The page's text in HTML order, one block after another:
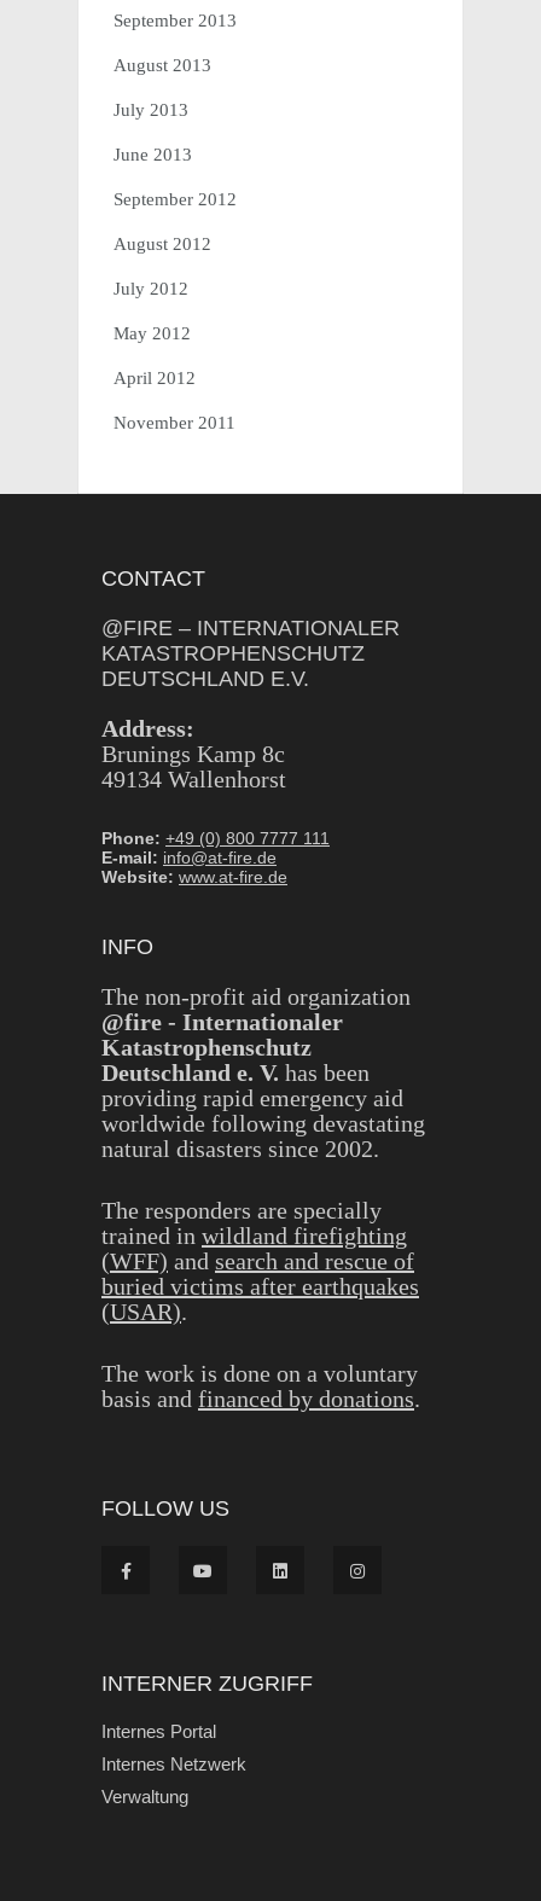
September 2013
August 2013
July 2013
June 2013
September 2012
August 2012
July 2012
May 2012
April 2012
November 2011
CONTACT
@FIRE – INTERNATIONALER
KATASTROPHENSCHUTZ
DEUTSCHLAND E.V.
Address:
Brunings Kamp 8c
49134 Wallenhorst
Phone: +49 (0) 800 7777 111
E-mail: info@at-fire.de
Website: www.at-fire.de
INFO
The non-profit aid organization
@fire - Internationaler
Katastrophenschutz
Deutschland e. V. has been
providing rapid emergency aid
worldwide following devastating
natural disasters since 2002.
The responders are specially
trained in wildland firefighting
(WFF) and search and rescue of
buried victims after earthquakes
(USAR).
The work is done on a voluntary
basis and financed by donations.
FOLLOW US
INTERNER ZUGRIFF
Internes Portal
Internes Netzwerk
Verwaltung